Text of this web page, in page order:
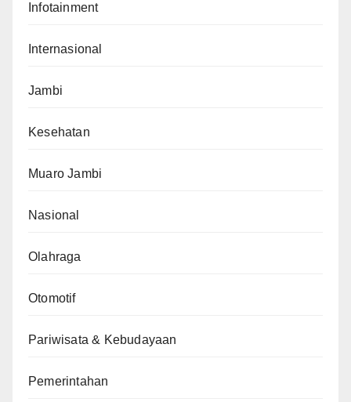
Infotainment
Internasional
Jambi
Kesehatan
Muaro Jambi
Nasional
Olahraga
Otomotif
Pariwisata & Kebudayaan
Pemerintahan